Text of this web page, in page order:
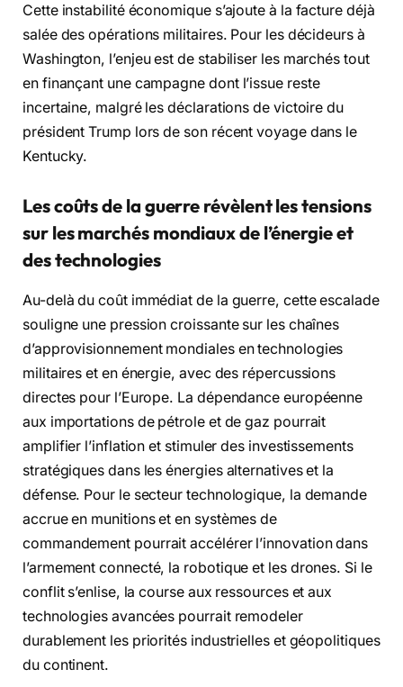
Cette instabilité économique s’ajoute à la facture déjà
salée des opérations militaires. Pour les décideurs à
Washington, l’enjeu est de stabiliser les marchés tout
en finançant une campagne dont l’issue reste
incertaine, malgré les déclarations de victoire du
président Trump lors de son récent voyage dans le
Kentucky.
Les coûts de la guerre révèlent les tensions
sur les marchés mondiaux de l’énergie et
des technologies
Au-delà du coût immédiat de la guerre, cette escalade
souligne une pression croissante sur les chaînes
d’approvisionnement mondiales en technologies
militaires et en énergie, avec des répercussions
directes pour l’Europe. La dépendance européenne
aux importations de pétrole et de gaz pourrait
amplifier l’inflation et stimuler des investissements
stratégiques dans les énergies alternatives et la
défense. Pour le secteur technologique, la demande
accrue en munitions et en systèmes de
commandement pourrait accélérer l’innovation dans
l’armement connecté, la robotique et les drones. Si le
conflit s’enlise, la course aux ressources et aux
technologies avancées pourrait remodeler
durablement les priorités industrielles et géopolitiques
du continent.